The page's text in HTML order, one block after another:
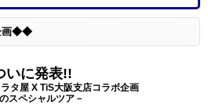
画◆◆
いに発表!!
タ屋 X TiS大阪支店コラボ企画
スペシャルツア－